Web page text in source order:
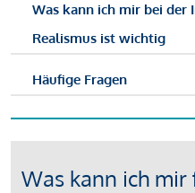
Was kann ich mir bei der
Realismus ist wichtig
Häufige Fragen
Was kann ich